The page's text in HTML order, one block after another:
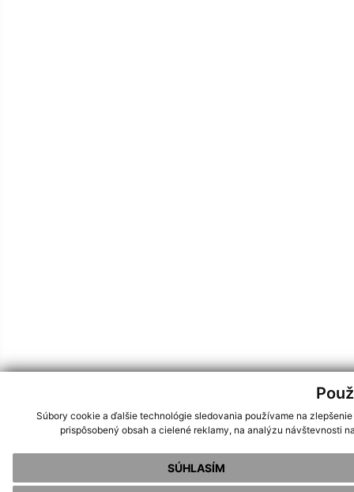
Súbory cookie a ďalšie technológie sledovania používame na
prispôsobený obsah a cielené reklamy, na analýzu návštevnosti
SÚHLASÍM